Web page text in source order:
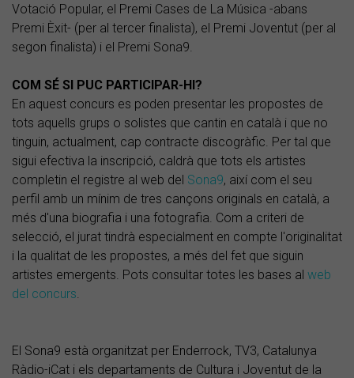
Votació Popular, el Premi Cases de La Música -abans
Premi Èxit- (per al tercer finalista), el Premi Joventut (per al
segon finalista) i el Premi Sona9.
COM SÉ SI PUC PARTICIPAR-HI?
En aquest concurs es poden presentar les propostes de
tots aquells grups o solistes que cantin en català i que no
tinguin, actualment, cap contracte discogràfic. Per tal que
sigui efectiva la inscripció, caldrà que tots els artistes
completin el registre al web del Sona9, així com el seu
perfil amb un mínim de tres cançons originals en català, a
més d'una biografia i una fotografia. Com a criteri de
selecció, el jurat tindrà especialment en compte l'originalitat
i la qualitat de les propostes, a més del fet que siguin
artistes emergents. Pots consultar totes les bases al web
del concurs
El Sona9 està organitzat per Enderrock, TV3, Catalunya
Ràdio-iCat i els departaments de Cultura i Joventut de la